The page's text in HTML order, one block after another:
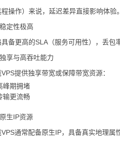
操作）来说，延迟差异直接影响体验。
定性极高
备更高的SLA（服务可用性），丢
享与高吞吐能力
提供独享带宽或保障带宽资源：
峰期拥堵
输更流畅
生IP资源
通常配备原生IP，具备真实地理属